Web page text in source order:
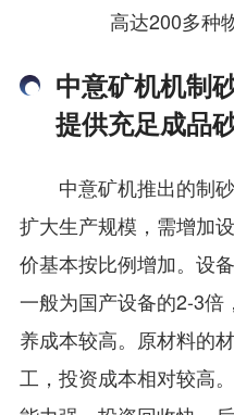
高达200多种
中意矿机机制
提供充足成品
中意矿机推出的制砂
扩大生产规模，需增加
价基本按比例增加。设
一般为国产设备的2-3倍
养成本较高。原材料的
工，投资成本相对较高